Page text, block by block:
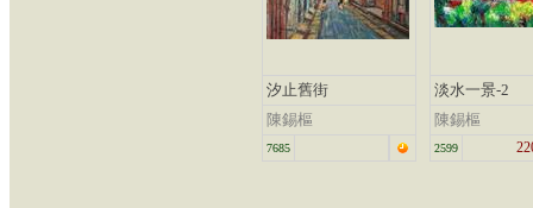
汐止舊街
陳錫樞
7685
淡水一景-2
陳錫樞
2599